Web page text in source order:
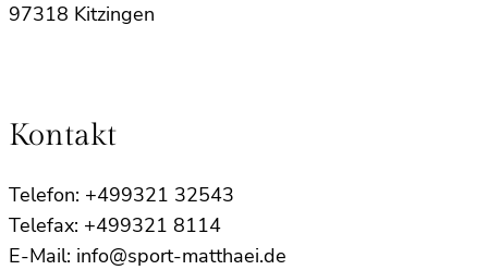
97318 Kitzingen
Kontakt
Telefon: +499321 32543
Telefax: +499321 8114
E-Mail: info@sport-matthaei.de